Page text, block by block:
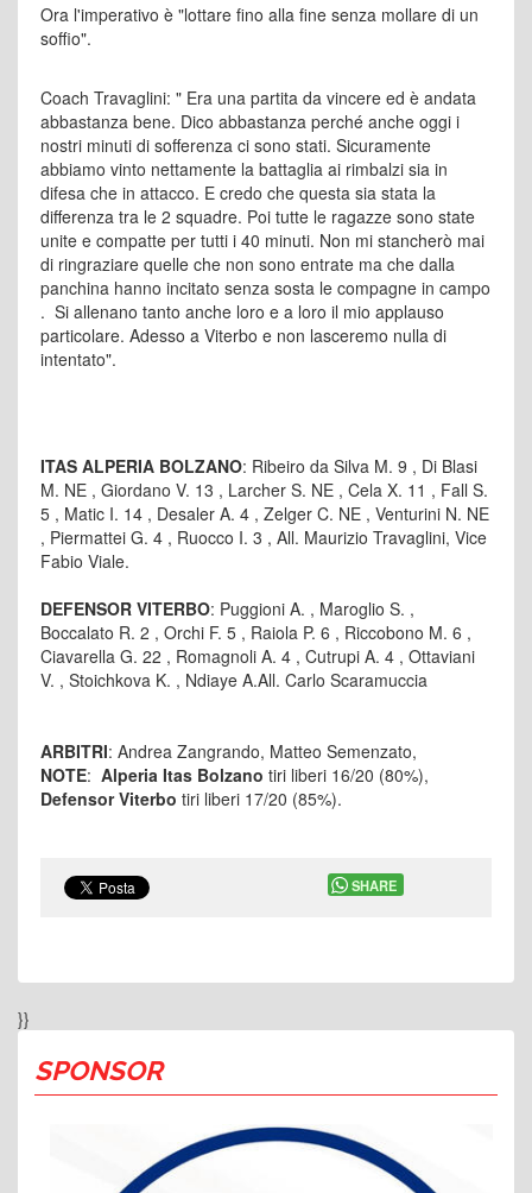
}}
SPONSOR
Ora l'imperativo è "lottare fino alla fine senza mollare di un
soffio".
Coach Travaglini: " Era una partita da vincere ed è andata
abbastanza bene. Dico abbastanza perché anche oggi i
nostri minuti di sofferenza ci sono stati. Sicuramente
abbiamo vinto nettamente la battaglia ai rimbalzi sia in
difesa che in attacco. E credo che questa sia stata la
differenza tra le 2 squadre. Poi tutte le ragazze sono state
unite e compatte per tutti i 40 minuti. Non mi stancherò mai
di ringraziare quelle che non sono entrate ma che dalla
panchina hanno incitato senza sosta le compagne in campo
. Si allenano tanto anche loro e a loro il mio applauso
particolare. Adesso a Viterbo e non lasceremo nulla di
intentato".
ITAS ALPERIA BOLZANO: Ribeiro da Silva M. 9 , Di Blasi
M. NE , Giordano V. 13 , Larcher S. NE , Cela X. 11 , Fall S.
5 , Matic I. 14 , Desaler A. 4 , Zelger C. NE , Venturini N. NE
, Piermattei G. 4 , Ruocco I. 3 , All. Maurizio Travaglini, Vice
Fabio Viale.
DEFENSOR VITERBO: Puggioni A. , Maroglio S. ,
Boccalato R. 2 , Orchi F. 5 , Raiola P. 6 , Riccobono M. 6 ,
Ciavarella G. 22 , Romagnoli A. 4 , Cutrupi A. 4 , Ottaviani
V. , Stoichkova K. , Ndiaye A.All. Carlo Scaramuccia
ARBITRI: Andrea Zangrando, Matteo Semenzato,
NOTE: Alperia Itas Bolzano tiri liberi 16/20 (80%),
Defensor Viterbo tiri liberi 17/20 (85%).
SHARE